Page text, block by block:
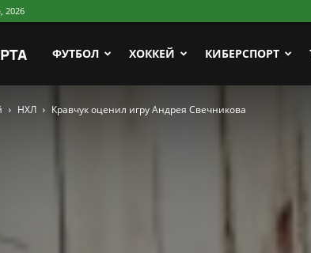
2026
Сила
Спорта
ФУТБОЛ ХОККЕЙ КИБЕРСПОРТ
НХЛ Кравчук оценил игру Андрея Свечникова